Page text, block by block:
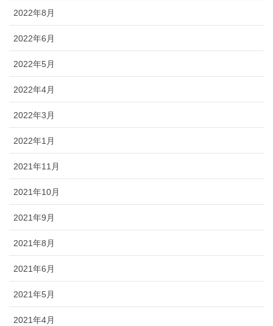
2022年8月
2022年6月
2022年5月
2022年4月
2022年3月
2022年1月
2021年11月
2021年10月
2021年9月
2021年8月
2021年6月
2021年5月
2021年4月